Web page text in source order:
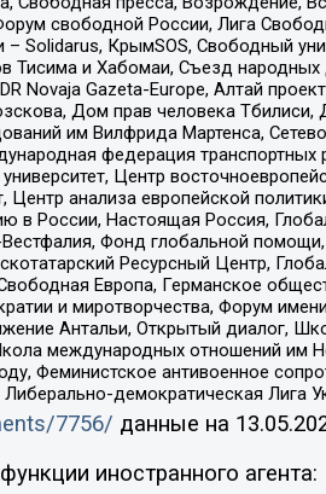
свободной России, Лига
КрымSOS, Свободный
Тисима и Хабомаи, Съезд
Novaja Gazeta-Europe, Алтай
Дом прав человека
им Вилфрида Мартенса,
федерация
Центр
анализа европейской
России, Настоящая Россия,
Фонд глобальной
Ресурсный Центр,
Европа, Германское
и миротворчества, Форум
Антальи, Открытый диалог,
международных отношений
Феминистское антивоенное
демократическая Лига
7756/ данные на
иностранного агента: